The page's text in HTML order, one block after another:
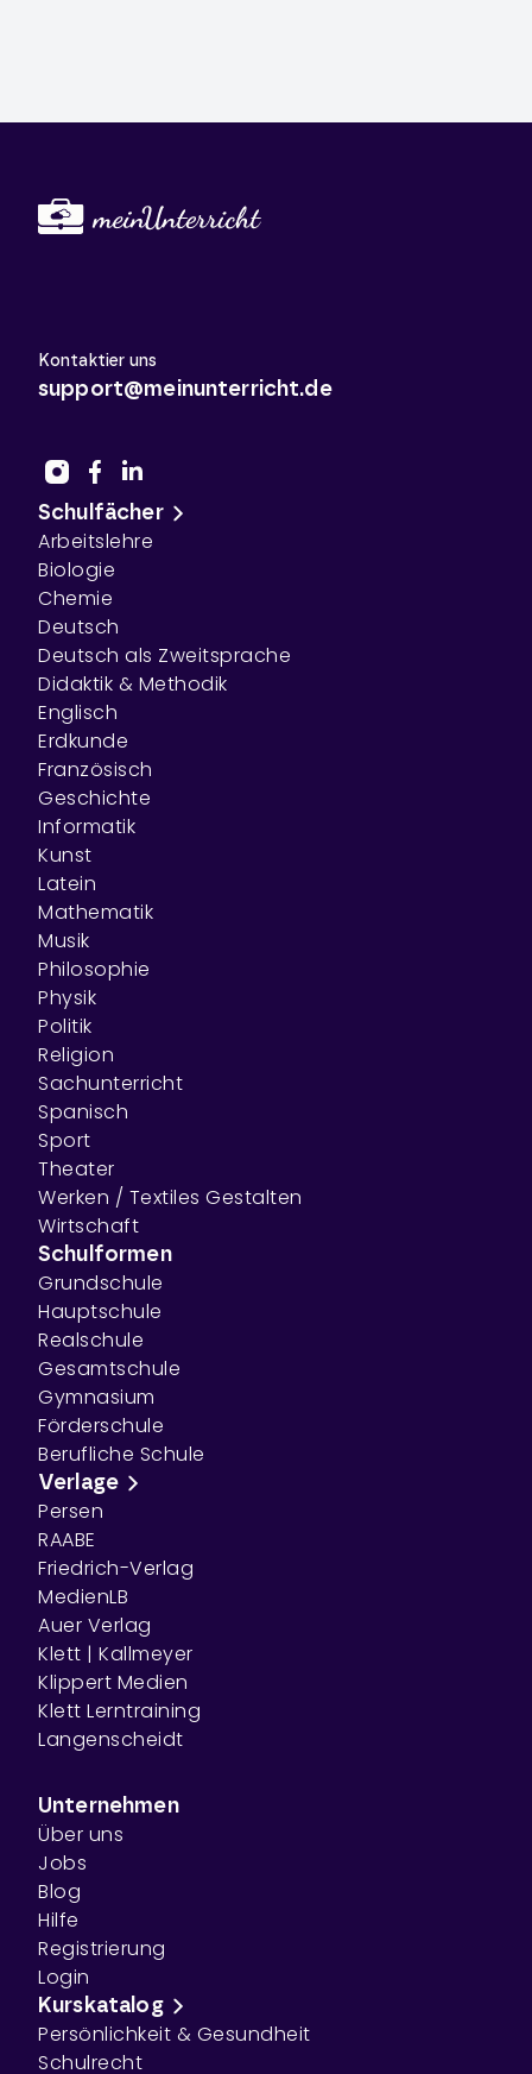
Kontaktier uns
support@meinunterricht.de
Schulfächer
Arbeitslehre
Biologie
Chemie
Deutsch
Deutsch als Zweitsprache
Didaktik & Methodik
Englisch
Erdkunde
Französisch
Geschichte
Informatik
Kunst
Latein
Mathematik
Musik
Philosophie
Physik
Politik
Religion
Sachunterricht
Spanisch
Sport
Theater
Werken / Textiles Gestalten
Wirtschaft
Schulformen
Grundschule
Hauptschule
Realschule
Gesamtschule
Gymnasium
Förderschule
Berufliche Schule
Verlage
Persen
RAABE
Friedrich-Verlag
MedienLB
Auer Verlag
Klett | Kallmeyer
Klippert Medien
Klett Lerntraining
Langenscheidt
Unternehmen
Über uns
Jobs
Blog
Hilfe
Registrierung
Login
Kurskatalog
Persönlichkeit & Gesundheit
Schulrecht